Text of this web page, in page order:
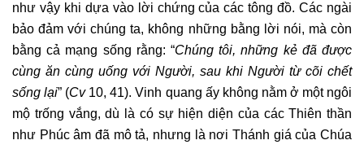
như vậy khi dựa vào lời chứng của các tông đồ. Các ngài
bảo đảm với chúng ta, không những bằng lời nói, mà còn
bằng cả mạng sống rằng: “Chúng tôi, những kẻ đã được
cùng ăn cùng uống với Người, sau khi Người từ cõi chết
sống lại” (Cv10, 41). Vinh quang ấy không nằm ở một ngôi
mộ trống vắng, dù là có sự hiện diện của các Thiên thần
như Phúc âm đã mô tả, nhưng là nơi Thánh giá của Chúa